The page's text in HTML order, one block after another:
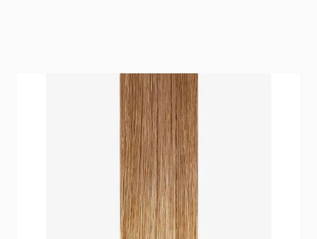
Unsere neuen und verbesserten hairtalk Standard
Tape Extensions bieten denselben diskreten Look
mit optimierter Leistung und höherer Haltbarkeit.